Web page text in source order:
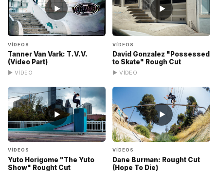
▶
VÍDEOS
Tanner Van Vark: T.V.V.
(Video Part)
▶ VÍDEO
▶
VÍDEOS
David Gonzalez "Possessed
to Skate" Rough Cut
▶ VÍDEO
▶
VÍDEOS
Yuto Horigome "The Yuto
Show" Rought Cut
▶
VÍDEOS
Dane Burman: Rought Cut
(Hope To Die)